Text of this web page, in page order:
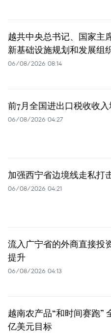
越共中央总书记、国家主
新基础设施规划和发展组
06/08/2026 08:14
前7月全国进出口税收收入
06/08/2026 04:27
加强西宁省边境线走私打
06/08/2026 04:21
流入广宁省的外商直接投
提升
06/08/2026 04:13
越南农产品“和时间赛跑”
亿美元目标